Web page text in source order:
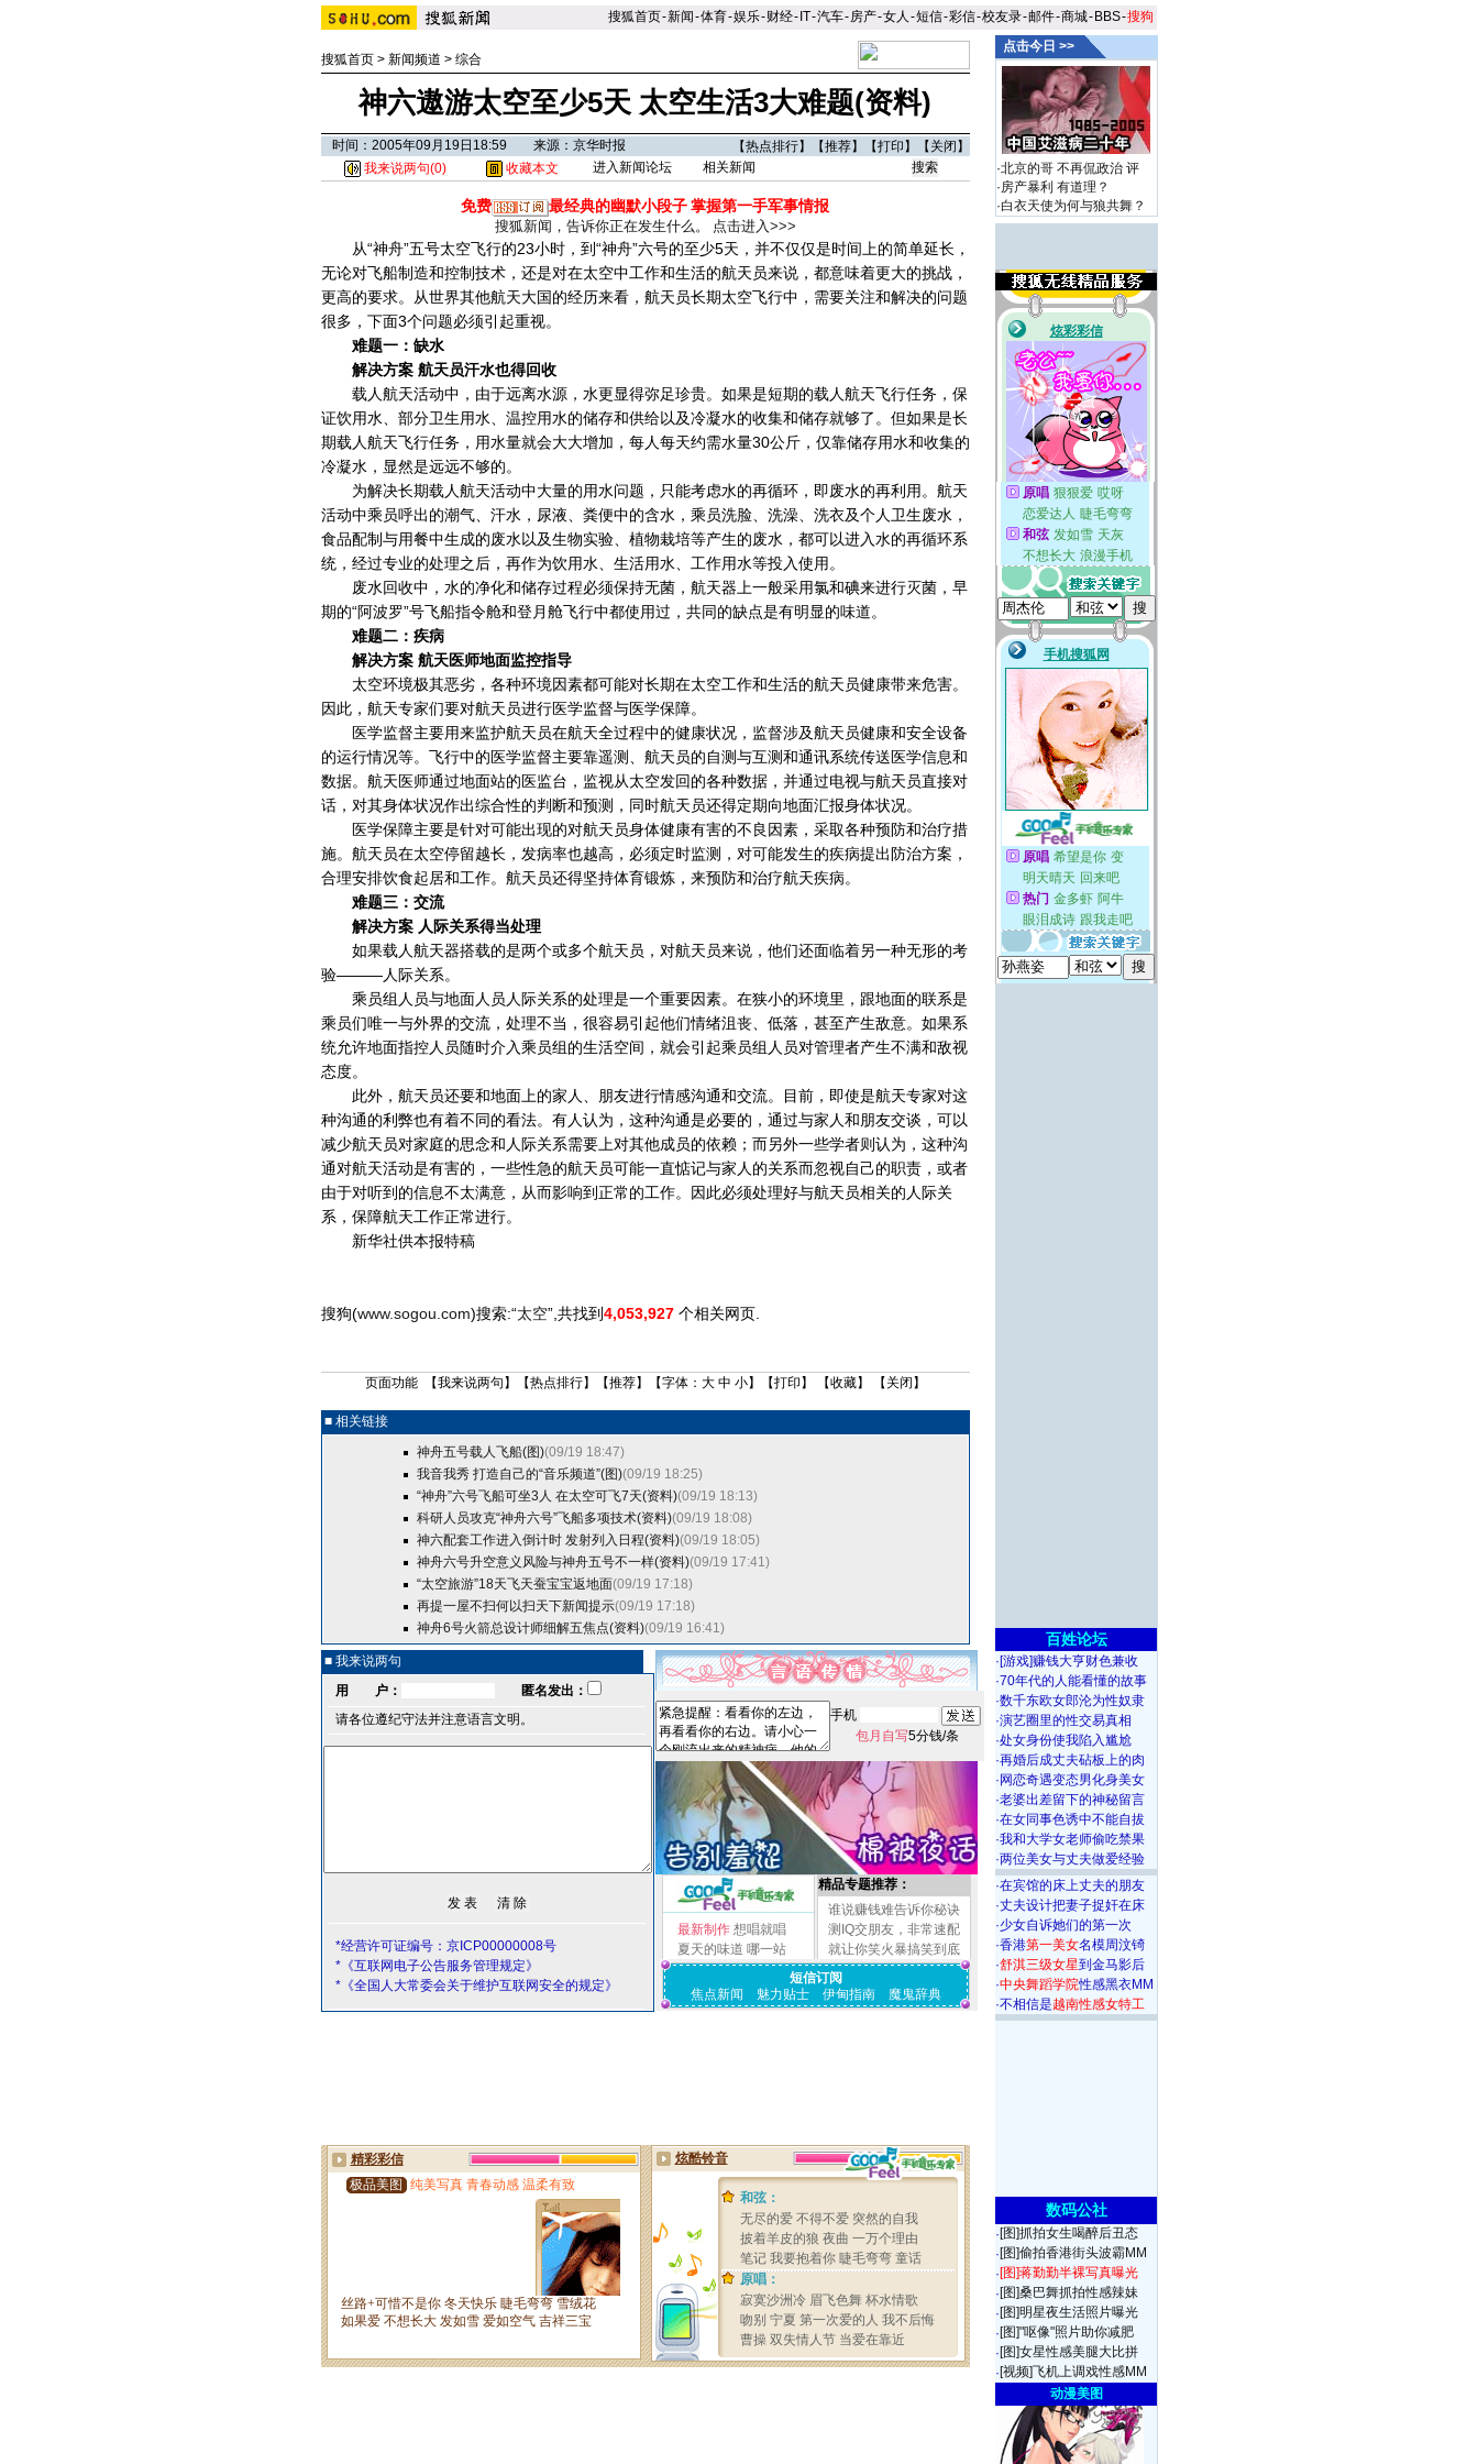
搜狐首页-新闻-体育-娱乐-财经- IT-汽车-房产-女人 -短信-彩信-校友录-邮件-商城- BBS-搜狗
搜狐首页> 新闻频道 > 综合
神六遨游太空至少5天 太空生活3大难题(资料)
时间：2005年09月19日18:59 来源：京华时报 【热点排行】【推荐】【打印 】【 关闭 】
我来说两句(0) 收藏本文 进入新闻论坛 相关新闻
免费 最经典的幽默小段子掌握第一手军事情报
搜狐新闻，告诉你正在发生什么。 点击进入>>>
从“神舟”五号太空飞行的23小时，到“神舟”六号的至少5天，并不仅仅是时间上的简单延长，
无论对飞船制造和控制技术，还是对在太空中工作和生活的航天员来说，都意味着更大的挑战，
更高的要求。从世界其他航天大国的经历来看，航天员长期太空飞行中，需要关注和解决的问题
很多，下面3个问题必须引起重视。
难题一：缺水
解决方案 航天员汗水也得回收
载人航天活动中，由于远离水源，水更显得弥足珍贵。如果是短期的载人航天飞行任务，保
证饮用水、部分卫生用水、温控用水的储存和供给以及冷凝水的收集和储存就够了。但如果是长
期载人航天飞行任务，用水量就会大大增加，每人每天约需水量30公斤，仅靠储存用水和收集的
冷凝水，显然是远远不够的。
为解决长期载人航天活动中大量的用水问题，只能考虑水的再循环，即废水的再利用。航天
活动中乘员呼出的潮气、汗水，尿液、粪便中的含水，乘员洗脸、洗澡、洗衣及个人卫生废水，
食品配制与用餐中生成的废水以及生物实验、植物栽培等产生的废水，都可以进入水的再循环系
统，经过专业的处理之后，再作为饮用水、生活用水、工作用水等投入使用。
废水回收中，水的净化和储存过程必须保持无菌，航天器上一般采用氯和碘来进行灭菌，早
期的“阿波罗”号飞船指令舱和登月舱飞行中都使用过，共同的缺点是有明显的味道。
难题二：疾病
解决方案 航天医师地面监控指导
太空环境极其恶劣，各种环境因素都可能对长期在太空工作和生活的航天员健康带来危害。
因此，航天专家们要对航天员进行医学监督与医学保障。
医学监督主要用来监护航天员在航天全过程中的健康状况，监督涉及航天员健康和安全设备
的运行情况等。飞行中的医学监督主要靠遥测、航天员的自测与互测和通讯系统传送医学信息和
数据。航天医师通过地面站的医监台，监视从太空发回的各种数据，并通过电视与航天员直接对
话，对其身体状况作出综合性的判断和预测，同时航天员还得定期向地面汇报身体状况。
医学保障主要是针对可能出现的对航天员身体健康有害的不良因素，采取各种预防和治疗措
施。航天员在太空停留越长，发病率也越高，必须定时监测，对可能发生的疾病提出防治方案，
合理安排饮食起居和工作。航天员还得坚持体育锻炼，来预防和治疗航天疾病。
难题三：交流
解决方案 人际关系得当处理
如果载人航天器搭载的是两个或多个航天员，对航天员来说，他们还面临着另一种无形的考
验———人际关系。
乘员组人员与地面人员人际关系的处理是一个重要因素。在狭小的环境里，跟地面的联系是
乘员们唯一与外界的交流，处理不当，很容易引起他们情绪沮丧、低落，甚至产生敌意。如果系
统允许地面指控人员随时介入乘员组的生活空间，就会引起乘员组人员对管理者产生不满和敌视
态度。
此外，航天员还要和地面上的家人、朋友进行情感沟通和交流。目前，即使是航天专家对这
种沟通的利弊也有着不同的看法。有人认为，这种沟通是必要的，通过与家人和朋友交谈，可以
减少航天员对家庭的思念和人际关系需要上对其他成员的依赖；而另外一些学者则认为，这种沟
通对航天活动是有害的，一些性急的航天员可能一直惦记与家人的关系而忽视自己的职责，或者
由于对听到的信息不太满意，从而影响到正常的工作。因此必须处理好与航天员相关的人际关
系，保障航天工作正常进行。
新华社供本报特稿
搜狗(www.sogou.com)搜索:“太空”,共找到4,053,927 个相关网页.
页面功能 【我来说两句 】【热点排行】【推荐】【字体： 大 中 小】【打印 】 【收藏】 【 关闭 】
■ 相关链接
神舟五号载人飞船(图)(09/19 18:47)
我音我秀 打造自己的“音乐频道”(图)(09/19 18:25)
“神舟”六号飞船可坐3人 在太空可飞7天(资料)(09/19 18:13)
科研人员攻克“神舟六号”飞船多项技术(资料)(09/19 18:08)
神六配套工作进入倒计时 发射列入日程(资料)(09/19 18:05)
神舟六号升空意义风险与神舟五号不一样(资料)(09/19 17:41)
“太空旅游”18天飞天蚕宝宝返地面(09/19 17:18)
再提一屋不扫何以扫天下新闻提示(09/19 17:18)
神舟6号火箭总设计师细解五焦点(资料)(09/19 16:41)
■ 我来说两句
用 户：
匿名发出：
请各位遵纪守法并注意语言文明。
*经营许可证编号：京ICP00000008号
*《互联网电子公告服务管理规定》
*《全国人大常委会关于维护互联网安全的规定》
手机
包月自写5分钱/条
最新制作 想唱就唱
夏天的味道 哪一站
精品专题推荐：
谁说赚钱难告诉你秘诀
测IQ交朋友，非常速配
就让你笑火暴搞笑到底
短信订阅
焦点新闻
魅力贴士 伊甸指南 魔鬼辞典
点击今日 >>
·北京的哥 不再侃政治 评
·房产暴利 有道理？
·白衣天使为何与狼共舞？
百姓论坛
· [游戏]赚钱大亨财色兼收
·70年代的人能看懂的故事
·数千东欧女郎沦为性奴隶
·演艺圈里的性交易真相
·处女身份使我陷入尴尬
·再婚后成丈夫砧板上的肉
· 网恋奇遇变态男化身美女
·老婆出差留下的神秘留言
·在女同事色诱中不能自拔
·我和大学女老师偷吃禁果
·两位美女与丈夫做爱经验
·在宾馆的床上丈夫的朋友
·丈夫设计把妻子捉奸在床
·少女自诉她们的第一次
·香港第一美女名模周汶锜
·舒淇三级女星到金马影后
·中央舞蹈学院性感黑衣MM
·不相信是越南性感女特工
数码公社
· [图]抓拍女生喝醉后丑态
· [图]偷拍香港街头波霸MM
·[图]蒋勤勤半裸写真曝光
· [图]桑巴舞抓拍性感辣妹
· [图]明星夜生活照片曝光
· [图]"呕像"照片助你减肥
· [图]女星性感美腿大比拼
· [视频]飞机上调戏性感MM
动漫美图